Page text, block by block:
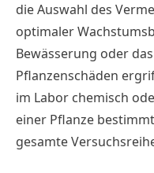
die Auswahl des
optimaler
Bewässerung oder
Pflanzenschäden
im Labor chemisch
einer Pflanze
gesamte